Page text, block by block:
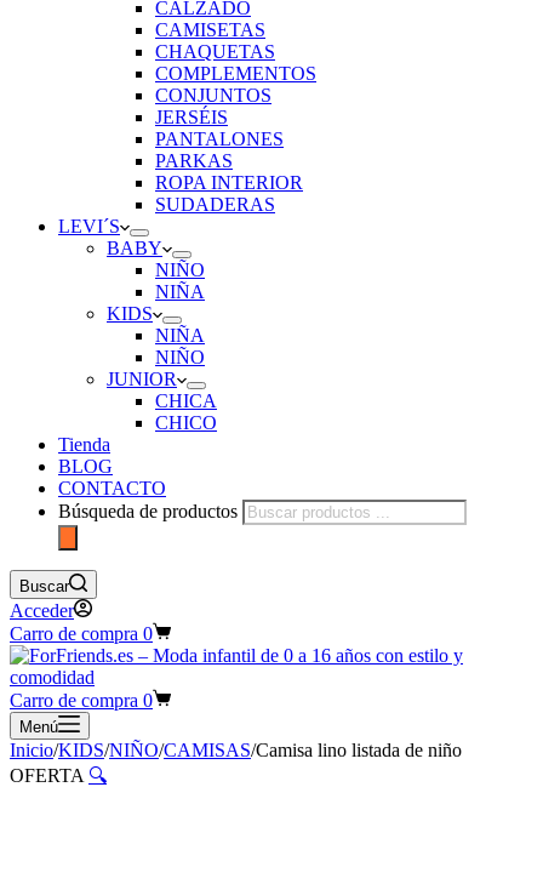
CALZADO
CAMISETAS
CHAQUETAS
COMPLEMENTOS
CONJUNTOS
JERSÉIS
PANTALONES
PARKAS
ROPA INTERIOR
SUDADERAS
LEVI´S
BABY
NIÑO
NIÑA
KIDS
NIÑA
NIÑO
JUNIOR
CHICA
CHICO
Tienda
BLOG
CONTACTO
Búsqueda de productos
Buscar
Acceder
Carro de compra 0
Carro de compra 0
Menú
Inicio/KIDS/NIÑO/CAMISAS/Camisa lino listada de niño
OFERTA 🔍